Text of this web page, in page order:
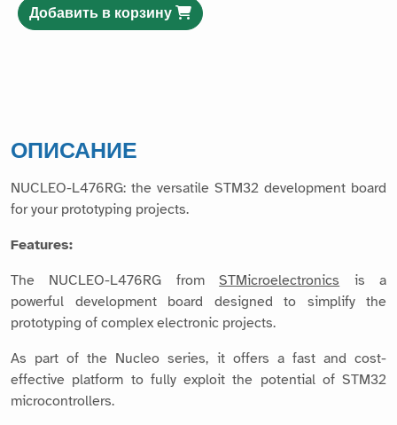
Добавить в корзину
ОПИСАНИЕ
NUCLEO-L476RG: the versatile STM32 development board
for your prototyping projects.
Features:
The NUCLEO-L476RG fromSTMicroelectronics is a
powerful development board designed to simplify the
prototyping of complex electronic projects.
As part of the Nucleo series, it offers a fast and cost-
effective platform to fully exploit the potential of STM32
microcontrollers.